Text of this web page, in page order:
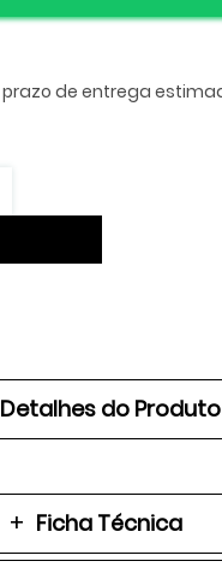
Detalhes do Produto
Ficha Técnica